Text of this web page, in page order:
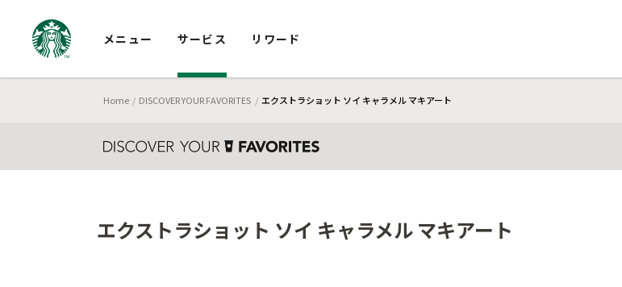
メニュー サービス リワード
Home DISCOVER YOUR FAVORITES エクストラショット ソイ キャラメル マキアート
エクストラショット ソイ キャラメル マキアート